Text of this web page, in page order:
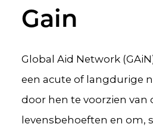
Gain
Global Aid Network
een acute of langdurige
door hen te voorzien van
levensbehoeften en om,